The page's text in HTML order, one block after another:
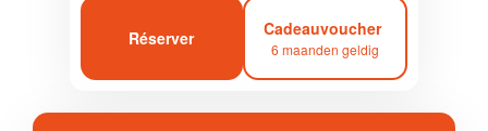
Réserver Cadeauvoucher
6 maanden geldig